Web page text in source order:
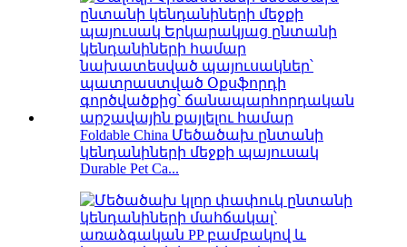
Foldable China Մեծածախ ընտանի
կենդանիների մեջքի պայուսակ
Durable Pet Ca...